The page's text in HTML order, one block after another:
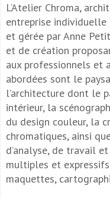
L’Atelier Chroma,
entreprise
et gérée par Anne
et de création
aux professionnels et
abordées sont le
l’architecture dont le
intérieur, la
du design couleur, la
chromatiques, ainsi
d’analyse, de travail
multiples et
maquettes,